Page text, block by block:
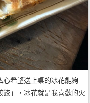
心希望送上桌的冰花能夠
餃」，冰花就是我喜歡的火